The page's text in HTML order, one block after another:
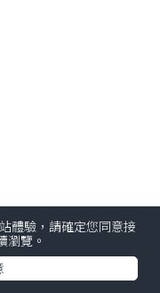
體驗，請確定您同意接
瀏覽。